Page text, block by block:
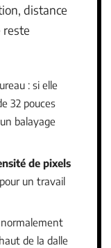
distance
reste
: si elle
32 pouces
balayage
de pixels
pour un travail
de la dalle